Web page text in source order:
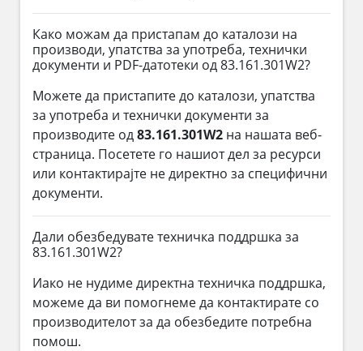
Како можам да пристапам до каталози на
производи, упатства за употреба, технички
документи и PDF-датотеки од 83.161.301W2?
Можете да пристапите до каталози, упатства
за употреба и технички документи за
производите од83.161.301W2 на нашата веб-
страница. Посетете го нашиот дел за ресурси
или контактирајте не директно за специфични
документи.
Дали обезбедувате техничка поддршка за
83.161.301W2?
Иако не нудиме директна техничка поддршка,
можеме да ви помогнеме да контактирате со
производителот за да обезбедите потребна
помош.